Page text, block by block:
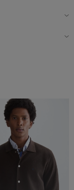
de goma con
189 cm y lleva una